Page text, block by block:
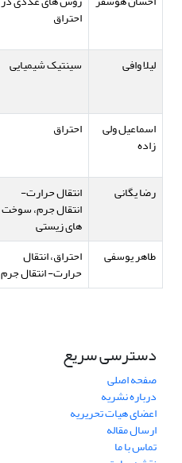
احتراق
لیلا وافی
سینتیک شیمیایی
اسماعیل ولی
زاده
احتراق
رضا یگانی
انتقال حرارت-
انتقال جرم، سوخت
های زیستی
طاهر یوسفی
احتراق، انتقال
حرارت- انتقال جرم
دسترسی سریع
صفحه اصلی
درباره نشریه
اعضای هیات تحریریه
ارسال مقاله
تماس با ما